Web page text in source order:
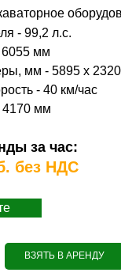
- 99,2 л.с.
6055 мм
мм - 5895 х
- 40 км/час
4170 мм
за час:
без НДС
ЭКСКАВАТОРА-
ВЗЯТЬ В АРЕНДУ